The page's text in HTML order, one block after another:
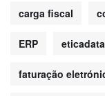
carga fiscal
ERP eticadata
faturação